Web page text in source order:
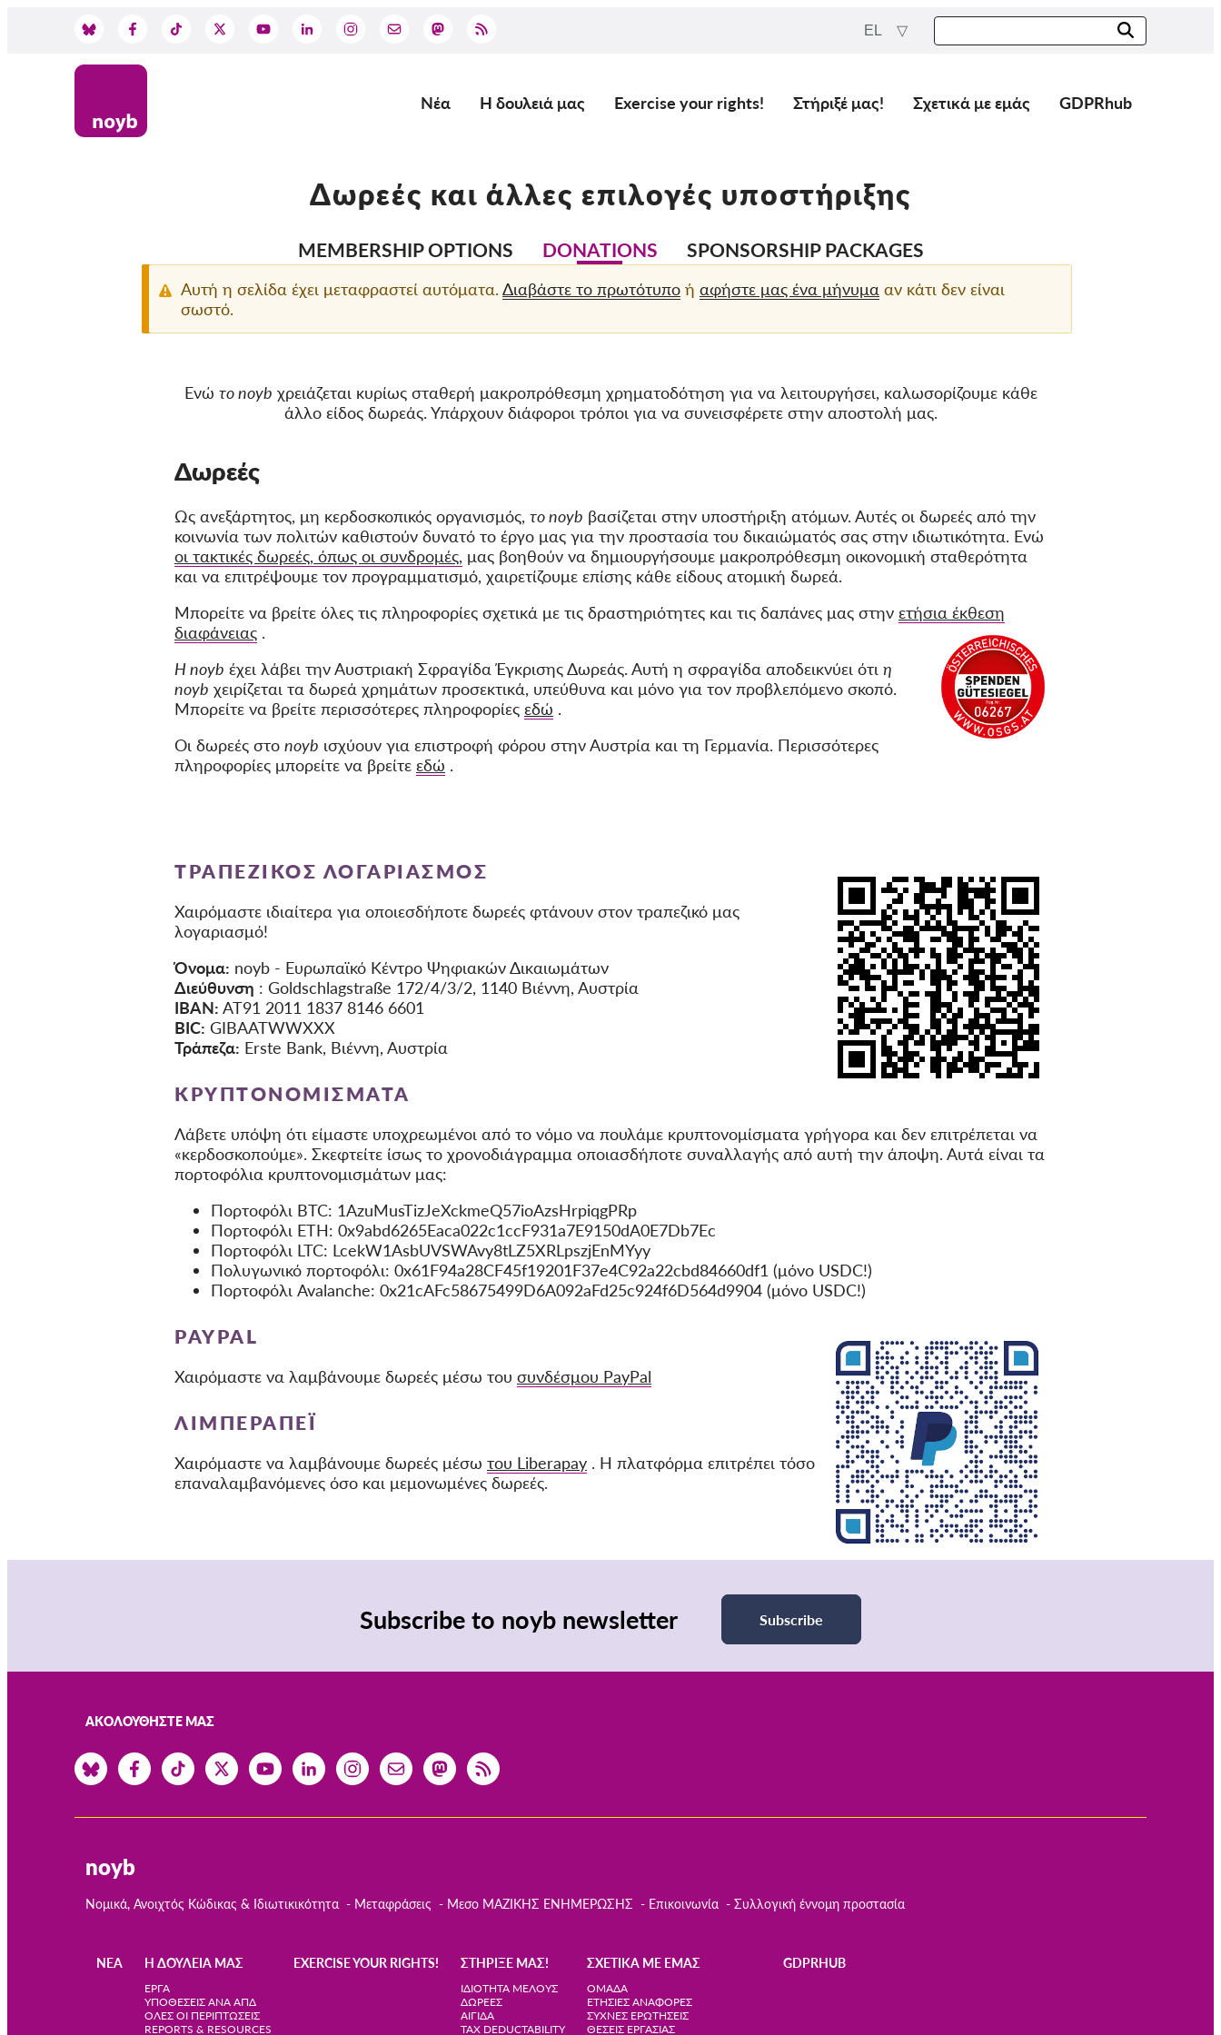
EL
Main
Νέα Η δουλειά μας Exercise your rights! Στήριξέ μας! Σχετικά με εμάς GDPRhub
Δωρεές και άλλες επιλογές υποστήριξης
Support
MEMBERSHIP OPTIONS DONATIONS SPONSORSHIP PACKAGES
Αυτή η σελίδα έχει μεταφραστεί αυτόματα. Διαβάστε το πρωτότυπο ή αφήστε μας ένα μήνυμα αν κάτι δεν είναι
σωστό.
Ενώ το noyb χρειάζεται κυρίως σταθερή μακροπρόθεσμη χρηματοδότηση για να λειτουργήσει, καλωσορίζουμε κάθε
άλλο είδος δωρεάς. Υπάρχουν διάφοροι τρόποι για να συνεισφέρετε στην αποστολή μας.
Δωρεές
Ως ανεξάρτητος, μη κερδοσκοπικός οργανισμός, το noyb βασίζεται στην υποστήριξη ατόμων. Αυτές οι δωρεές από την
κοινωνία των πολιτών καθιστούν δυνατό το έργο μας για την προστασία του δικαιώματός σας στην ιδιωτικότητα. Ενώ
οι τακτικές δωρεές, όπως οι συνδρομές, μας βοηθούν να δημιουργήσουμε μακροπρόθεσμη οικονομική σταθερότητα
και να επιτρέψουμε τον προγραμματισμό, χαιρετίζουμε επίσης κάθε είδους ατομική δωρεά.
Μπορείτε να βρείτε όλες τις πληροφορίες σχετικά με τις δραστηριότητες και τις δαπάνες μας στην ετήσια έκθεση
διαφάνειας .
Η noyb έχει λάβει την Αυστριακή Σφραγίδα Έγκρισης Δωρεάς. Αυτή η σφραγίδα αποδεικνύει ότι η
noyb χειρίζεται τα δωρεά χρημάτων προσεκτικά, υπεύθυνα και μόνο για τον προβλεπόμενο σκοπό.
Μπορείτε να βρείτε περισσότερες πληροφορίες εδώ .
Οι δωρεές στο noyb ισχύουν για επιστροφή φόρου στην Αυστρία και τη Γερμανία. Περισσότερες
πληροφορίες μπορείτε να βρείτε εδώ .
ΤΡΑΠΕΖΙΚΌΣ ΛΟΓΑΡΙΑΣΜΌΣ
Χαιρόμαστε ιδιαίτερα για οποιεσδήποτε δωρεές φτάνουν στον τραπεζικό μας
λογαριασμό!
Όνομα: noyb - Ευρωπαϊκό Κέντρο Ψηφιακών Δικαιωμάτων
Διεύθυνση : Goldschlagstraße 172/4/3/2, 1140 Βιέννη, Αυστρία
IBAN: AT91 2011 1837 8146 6601
BIC: GIBAATWWXXX
Τράπεζα: Erste Bank, Βιέννη, Αυστρία
ΚΡΥΠΤΟΝΟΜΊΣΜΑΤΑ
Λάβετε υπόψη ότι είμαστε υποχρεωμένοι από το νόμο να πουλάμε κρυπτονομίσματα γρήγορα και δεν επιτρέπεται να
«κερδοσκοπούμε». Σκεφτείτε ίσως το χρονοδιάγραμμα οποιασδήποτε συναλλαγής από αυτή την άποψη. Αυτά είναι τα
πορτοφόλια κρυπτονομισμάτων μας:
Πορτοφόλι BTC: 1AzuMusTizJeXckmeQ57ioAzsHrpiqgPRp
Πορτοφόλι ETH: 0x9abd6265Eaca022c1ccF931a7E9150dA0E7Db7Ec
Πορτοφόλι LTC: LcekW1AsbUVSWAvy8tLZ5XRLpszjEnMYyy
Πολυγωνικό πορτοφόλι: 0x61F94a28CF45f19201F37e4C92a22cbd84660df1 (μόνο USDC!)
Πορτοφόλι Avalanche: 0x21cAFc58675499D6A092aFd25c924f6D564d9904 (μόνο USDC!)
PAYPAL
Χαιρόμαστε να λαμβάνουμε δωρεές μέσω του συνδέσμου PayPal
ΛΙΜΠΕΡΑΠΈΙ
Χαιρόμαστε να λαμβάνουμε δωρεές μέσω του Liberapay . Η πλατφόρμα επιτρέπει τόσο
επαναλαμβανόμενες όσο και μεμονωμένες δωρεές.
Subscribe to noyb newsletter Subscribe
ΑΚΟΛΟΥΘΉΣΤΕ ΜΑΣ
noyb
Νομικά, Ανοιχτός Κώδικας & Ιδιωτικικότητα Μεταφράσεις Μεσο ΜΑΖΙΚΗΣ ΕΝΗΜΕΡΩΣΗΣ Επικοινωνία Συλλογική έννομη προστασία
ΝΈΑ Η ΔΟΥΛΕΙΆ ΜΑΣ
ΈΡΓΑ
ΥΠΟΘΈΣΕΙΣ ΑΝΆ ΑΠΔ
ΌΛΕΣ ΟΙ ΠΕΡΙΠΤΏΣΕΙΣ
REPORTS & RESOURCES
EXERCISE YOUR RIGHTS! ΣΤΉΡΙΞΈ ΜΑΣ!
ΙΔΙΌΤΗΤΑ ΜΈΛΟΥΣ
ΔΩΡΕΈΣ
ΑΙΓΊΔΑ
TAX DEDUCTABILITY
ΣΧΕΤΙΚΆ ΜΕ ΕΜΆΣ
ΟΜΆΔΑ
ΕΤΉΣΙΕΣ ΑΝΑΦΟΡΈΣ
ΣΥΧΝΈΣ ΕΡΩΤΉΣΕΙΣ
ΘΈΣΕΙΣ ΕΡΓΑΣΊΑΣ
GDPRHUB